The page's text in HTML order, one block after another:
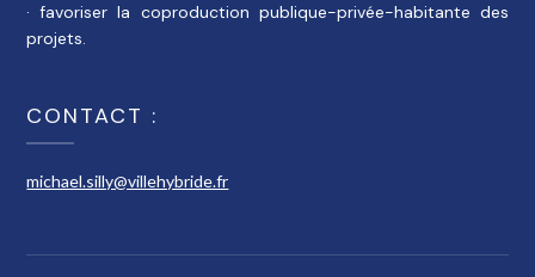
· favoriser la coproduction publique-privée-habitante des
projets.
CONTACT :
michael.silly@villehybride.fr